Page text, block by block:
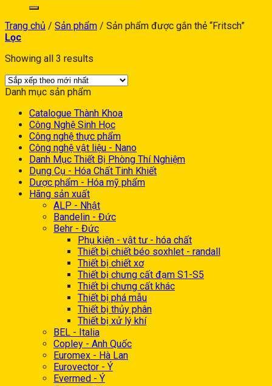
Trang chủ / Sản phẩm / Sản phẩm được gắn thẻ “Fritsch”
Lọc
Showing all 3 results
Danh mục sản phẩm
Catalogue Thành Khoa
Công Nghệ Sinh Học
Công nghệ thực phẩm
Công nghệ vật liệu - Nano
Danh Mục Thiết Bị Phòng Thí Nghiệm
Dụng Cụ - Hóa Chất Tinh Khiết
Dược phẩm - Hóa mỹ phẩm
Hãng sản xuất
ALP - Nhật
Bandelin - Đức
Behr - Đức
Phụ kiện - vật tư - hóa chất
Thiết bị chiết béo soxhlet - randall
Thiết bị chiết xơ
Thiết bị chưng cất đạm S1-S5
Thiết bị chưng cất khác
Thiết bị phá mẫu
Thiết bị thủy phân
Thiết bị xử lý khí
BEL - Italia
Copley - Anh Quốc
Euromex - Hà Lan
Eurovector - Ý
Evermed - Ý